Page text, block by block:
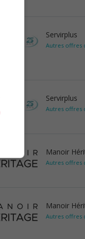
Servirplus
Autres offres
Servirplus
Autres offres
Manoir
Autres offres
Manoir
Autres offres